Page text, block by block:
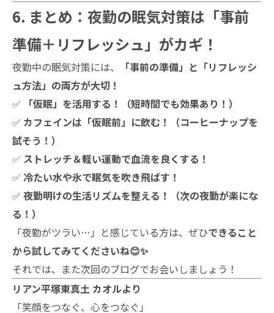
6. まとめ：夜勤の眠気対策は「事前
準備＋リフレッシュ」がカギ！
夜勤中の眠気対策には、
「事前の準備」と「リフレッシ
ュ方法」の両方が大切！
✅
「仮眠」を活用する！（短時間でも効果あり！）
✅ カフェインは「仮眠前」に飲む！（コーヒーナップを
試そう！）
✅ ストレッチ＆軽い運動で血流を良くする！
✅ 冷たい水や氷で眠気を吹き飛ばす！
✅ 夜勤明けの生活リズムを整える！（次の夜勤が楽にな
る！）
「夜勤がツラい…」と感じている方は、ぜひできること
から試してみてくださいね😊✨
それでは、また次回のブログでお会いしましょう！
リアン平塚東真土 カオルより
「笑顔をつなぐ、心をつなぐ」